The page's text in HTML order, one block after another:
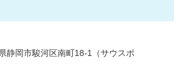
静岡市駿河区南町18-1
（サウスポ